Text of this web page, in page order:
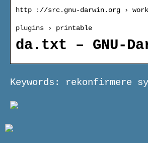
http ://src.gnu-darwin.org ›
plugins › printable
da.txt – GNU-
Keywords: rekonfirmere